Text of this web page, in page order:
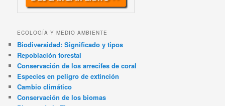
ECOLOGÍA Y MEDIO AMBIENTE
Biodiversidad: Significado y tipos
Repoblación forestal
Conservación de los arrecifes de coral
Especies en peligro de extinción
Cambio climático
Conservación de los biomas